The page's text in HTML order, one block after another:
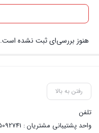
هنوز بررسی‌ای ثبت نشده است.
رفتن به بالا
تلفن